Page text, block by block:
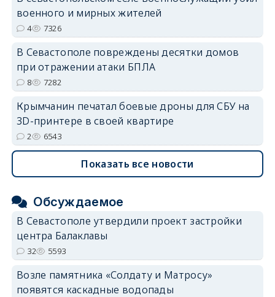
военного и мирных жителей
4 7326
В Севастополе повреждены десятки домов
при отражении атаки БПЛА
8 7282
Крымчанин печатал боевые дроны для СБУ на
3D-принтере в своей квартире
2 6543
Показать все новости
Обсуждаемое
В Севастополе утвердили проект застройки
центра Балаклавы
32 5593
Возле памятника «Солдату и Матросу»
появятся каскадные водопады